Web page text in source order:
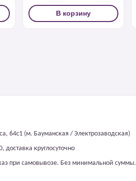
В корзину
64с1 (м. Бауманская / Электрозаводская)
доставка круглосуточно
при самовывозе. Без минимальной суммы.